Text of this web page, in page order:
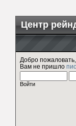
Центр
Добро пожаловать,
Вам не пришло
Войти